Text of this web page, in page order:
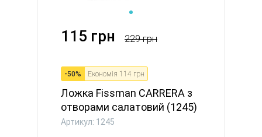
115 грн 229 грн
-50% Економія 114 грн
Ложка Fissman CARRERA з
отворами салатовий (1245)
Артикул: 1245